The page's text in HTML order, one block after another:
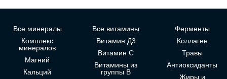
Все минералы
Комплекс
минералов
Магний
Кальций
Все витамины
Витамин Д3
Витамин С
Витамины из
группы В
Ферменты
Коллаген
Травы
Антиоксиданты
Жиры и